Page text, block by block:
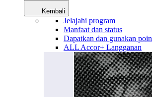
Kembali
Jelajahi program
Manfaat dan status
Dapatkan dan gunakan poin
ALL Accor+ Langganan